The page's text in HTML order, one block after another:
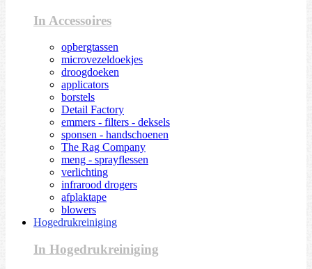
In Accessoires
opbergtassen
microvezeldoekjes
droogdoeken
applicators
borstels
Detail Factory
emmers - filters - deksels
sponsen - handschoenen
The Rag Company
meng - sprayflessen
verlichting
infrarood drogers
afplaktape
blowers
Hogedrukreiniging
In Hogedrukreiniging